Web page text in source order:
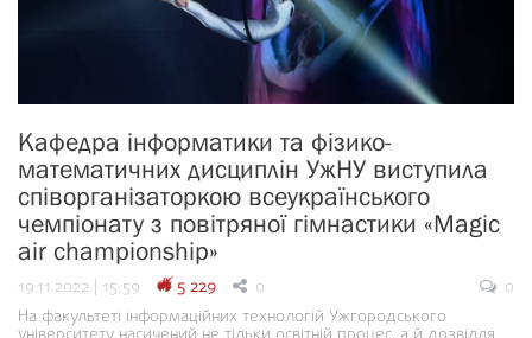
Кафедра інформатики та фізико-
математичних дисциплін УжНУ виступила
співорганізаторкою всеукраїнського
чемпіонату з повітряної гімнастики «Magic
air championship»
19.11.2022 | 15:59 5 229 0
0
На факультеті інформаційних технологій Ужгородського